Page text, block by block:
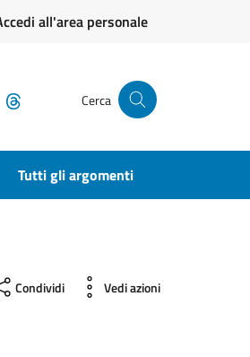
all'area personale
WhatsApp Cerca
Tutti gli argomenti
Condividi Vedi azioni